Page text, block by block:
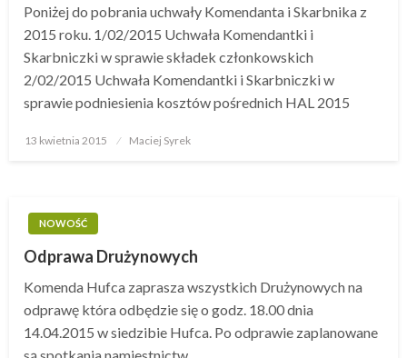
Poniżej do pobrania uchwały Komendanta i Skarbnika z
2015 roku. 1/02/2015 Uchwała Komendantki i
Skarbniczki w sprawie składek członkowskich
2/02/2015 Uchwała Komendantki i Skarbniczki w
sprawie podniesienia kosztów pośrednich HAL 2015
Opublikowane
13 kwietnia 2015 Maciej Syrek
NOWOŚĆ
Odprawa Drużynowych
Komenda Hufca zaprasza wszystkich Drużynowych na
odprawę która odbędzie się o godz. 18.00 dnia
14.04.2015 w siedzibie Hufca. Po odprawie zaplanowane